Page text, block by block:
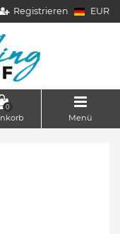
Registrieren EUR
0
Menü